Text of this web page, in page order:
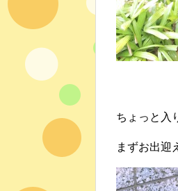
ちょっと入
まずお出迎